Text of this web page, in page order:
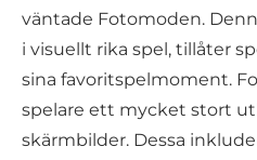
väntade Fotomoden.
i visuellt rika spel, tillåter
sina favoritspelmoment.
spelare ett mycket stort
skärmbilder. Dessa